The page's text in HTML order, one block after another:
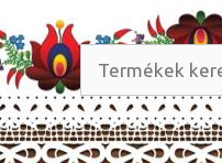
Keresés
a
következőre: